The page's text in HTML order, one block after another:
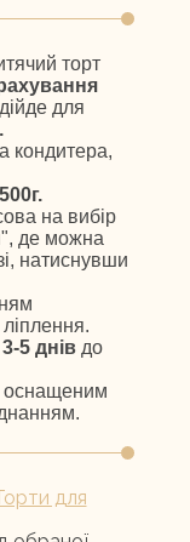
торт
для
кондитера,
на вибір
де можна
натиснувши
5 днівдо
оснащеним
для